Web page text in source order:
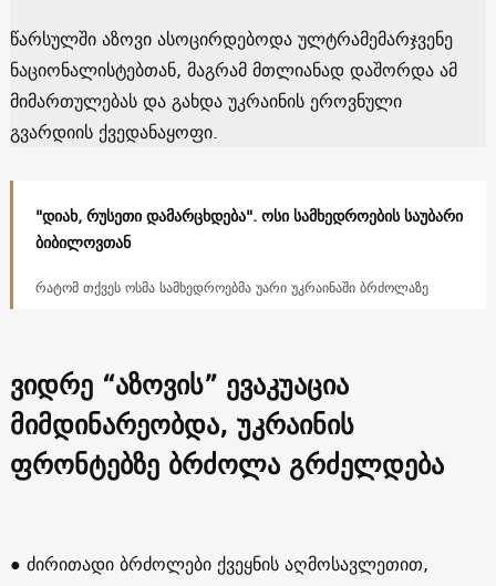
წარსულში აზოვი ასოცირდებოდა ულტრამემარჯვენე
ნაციონალისტებთან, მაგრამ მთლიანად დაშორდა ამ
მიმართულებას და გახდა უკრაინის ეროვნული
გვარდიის ქვედანაყოფი.
"დიახ, რუსეთი დამარცხდება". ოსი სამხედროების საუბარი
ბიბილოვთან
რატომ თქვეს ოსმა სამხედროებმა უარი უკრაინაში ბრძოლაზე
ვიდრე “აზოვის” ევაკუაცია
მიმდინარეობდა, უკრაინის
ფრონტებზე ბრძოლა გრძელდება
● ძირითადი ბრძოლები ქვეყნის აღმოსავლეთით,